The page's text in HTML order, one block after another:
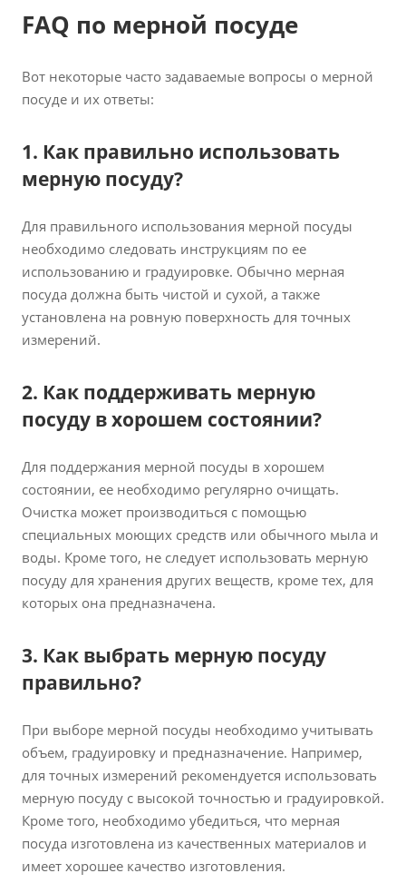
FAQ по мерной посуде
Вот некоторые часто задаваемые вопросы о мерной
посуде и их ответы:
1. Как правильно использовать
мерную посуду?
Для правильного использования мерной посуды
необходимо следовать инструкциям по ее
использованию и градуировке. Обычно мерная
посуда должна быть чистой и сухой, а также
установлена на ровную поверхность для точных
измерений.
2. Как поддерживать мерную
посуду в хорошем состоянии?
Для поддержания мерной посуды в хорошем
состоянии, ее необходимо регулярно очищать.
Очистка может производиться с помощью
специальных моющих средств или обычного мыла и
воды. Кроме того, не следует использовать мерную
посуду для хранения других веществ, кроме тех, для
которых она предназначена.
3. Как выбрать мерную посуду
правильно?
При выборе мерной посуды необходимо учитывать
объем, градуировку и предназначение. Например,
для точных измерений рекомендуется использовать
мерную посуду с высокой точностью и градуировкой.
Кроме того, необходимо убедиться, что мерная
посуда изготовлена из качественных материалов и
имеет хорошее качество изготовления.